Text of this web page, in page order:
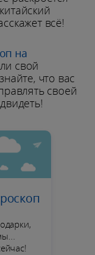
всё!
на
свой
что вас
своей